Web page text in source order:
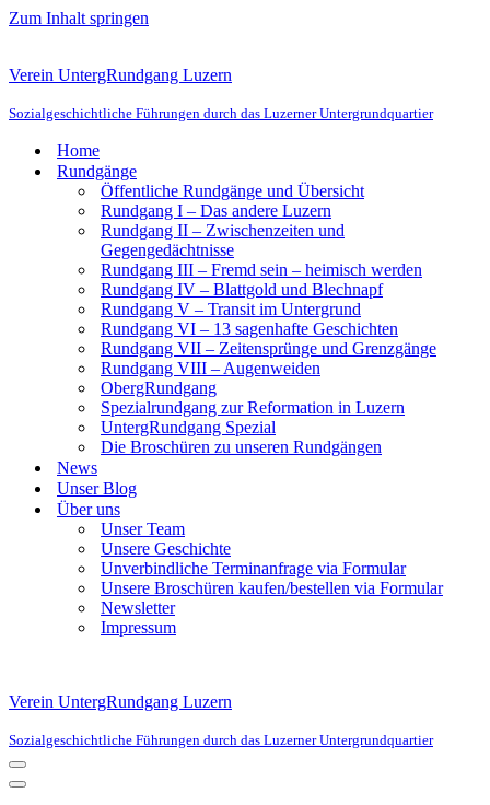
Zum Inhalt springen
Verein UntergRundgang Luzern
Sozialgeschichtliche Führungen durch das Luzerner Untergrundquartier
Home
Rundgänge
Öffentliche Rundgänge und Übersicht
Rundgang I – Das andere Luzern
Rundgang II – Zwischenzeiten und
Gegengedächtnisse
Rundgang III – Fremd sein – heimisch werden
Rundgang IV – Blattgold und Blechnapf
Rundgang V – Transit im Untergrund
Rundgang VI – 13 sagenhafte Geschichten
Rundgang VII – Zeitensprünge und Grenzgänge
Rundgang VIII – Augenweiden
ObergRundgang
Spezialrundgang zur Reformation in Luzern
UntergRundgang Spezial
Die Broschüren zu unseren Rundgängen
News
Unser Blog
Über uns
Unser Team
Unsere Geschichte
Unverbindliche Terminanfrage via Formular
Unsere Broschüren kaufen/bestellen via Formular
Newsletter
Impressum
Verein UntergRundgang Luzern
Sozialgeschichtliche Führungen durch das Luzerner Untergrundquartier
Navigationsmenü
Navigationsmenü